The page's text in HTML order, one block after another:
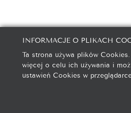
INFORMACJE O PLIKACH
Ta strona używa plików
więcej o celu ich używania i
ustawień Cookies w